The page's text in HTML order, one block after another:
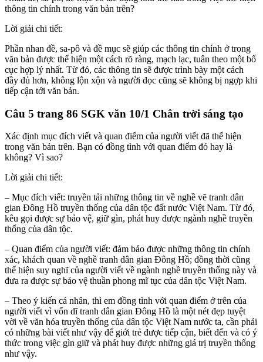
thông tin chính trong văn bản trên?
Lời giải chi tiết:
Phần nhan đề, sa-pô và đề mục sẽ giúp các thông tin chính ở trong
văn bản được thể hiện một cách rõ ràng, mạch lạc, tuân theo một bố
cục hợp lý nhất. Từ đó, các thông tin sẽ được trình bày một cách
đầy đủ hơn, không lộn xộn và người đọc cũng sẽ không bị ngợp khi
tiếp cận tới văn bản.
Câu 5 trang 86 SGK văn 10/1 Chân trời sáng tạo
Xác định mục đích viết và quan điểm của người viết đã thể hiện
trong văn bản trên. Bạn có đồng tình với quan điểm đó hay là
không? Vì sao?
Lời giải chi tiết:
– Mục đích viết: truyền tải những thông tin về nghề vẽ tranh dân
gian Đông Hồ truyền thống của dân tộc đất nước Việt Nam. Từ đó,
kêu gọi được sự bảo vệ, giữ gìn, phát huy được ngành nghề truyền
thống của dân tộc.
– Quan điểm của người viết: đảm bảo được những thông tin chính
xác, khách quan về nghề tranh dân gian Đông Hồ; đồng thời cũng
thể hiện suy nghĩ của người viết về ngành nghề truyền thống này và
đưa ra được sự bảo vệ thuần phong mĩ tục của dân tộc Việt Nam.
– Theo ý kiến cá nhân, thì em đồng tình với quan điểm ở trên của
người viết vì vốn dĩ tranh dân gian Đông Hồ là một nét đẹp tuyệt
vời về văn hóa truyền thống của dân tộc Việt Nam nước ta, cần phải
có những bài viết như vậy để giới trẻ được tiếp cận, biết đến và có ý
thức trong việc gìn giữ và phát huy được những giá trị truyền thống
như vậy.